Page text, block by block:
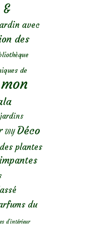
avec
des
de
DIY Déco
plantes
du
d’intérieur